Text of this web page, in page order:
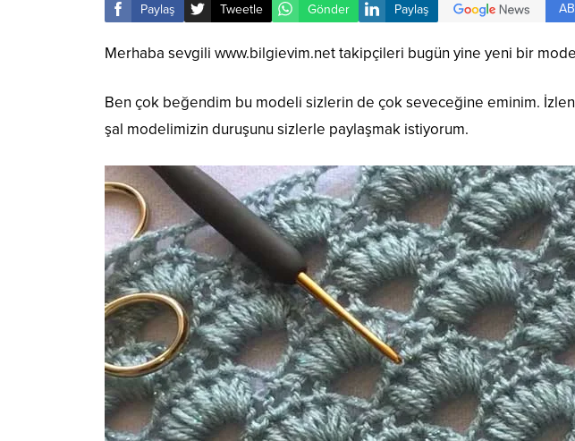
Paylaş Tweetle Gönder Paylaş
Merhaba sevgili www.bilgievim.nettakipçileri bugün yine yeni bir
Ben çok beğendim bu modeli sizlerin de çok seveceğine eminim.
şal modelimizin duruşunu sizlerle paylaşmak istiyorum.